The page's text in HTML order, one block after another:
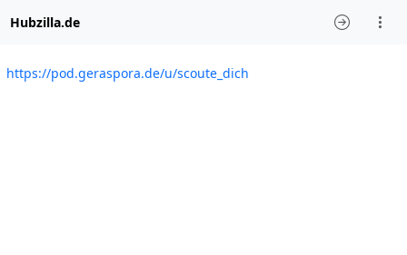
Hubzilla.de
https://pod.geraspora.de/u/scoute_dich